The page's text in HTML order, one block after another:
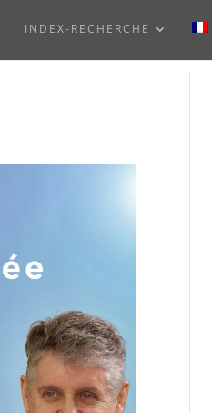
INDEX-RECHERCHE